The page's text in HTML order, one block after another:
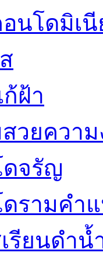
นโดมิเนี
ฝ้า
วยความ
จรัญ
รามคำ
รียนดำน้